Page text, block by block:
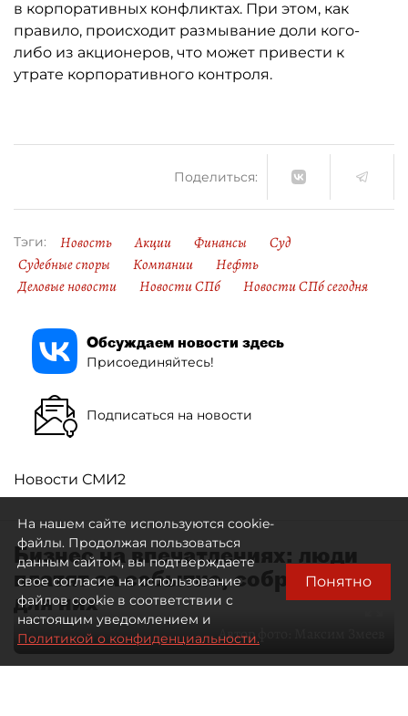
в корпоративных конфликтах. При этом, как
правило, происходит размывание доли кого-
либо из акционеров, что может привести к
утрате корпоративного контроля.
Поделиться:
Тэги: Новость Акции Финансы
Суд
Судебные споры
Компании
Нефть
Деловые новости
Новости СПб Новости СПб сегодня
Обсуждаем новости здесь
Присоединяйтесь!
Подписаться на новости
Новости СМИ2
Бизнес на впечатлениях: люди
платят за событие, собранное
для них
Автор фото:
На нашем сайте используются cookie-
файлы. Продолжая пользоваться
данным сайтом, вы подтверждаете
свое согласие на использование
файлов cookie в соответствии с
настоящим уведомлением и
Политикой о конфиденциальности.
Понятно